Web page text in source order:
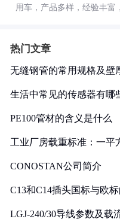
用车，产品多样，经验丰富
热门文章
无缝钢管的常用规格及壁
生活中常见的传感器有哪
PE100管材的含义是什么
工业厂房载重标准：一平
CONOSTAN公司简介
C13和C14插头国标与欧
LGJ-240/30导线参数及载